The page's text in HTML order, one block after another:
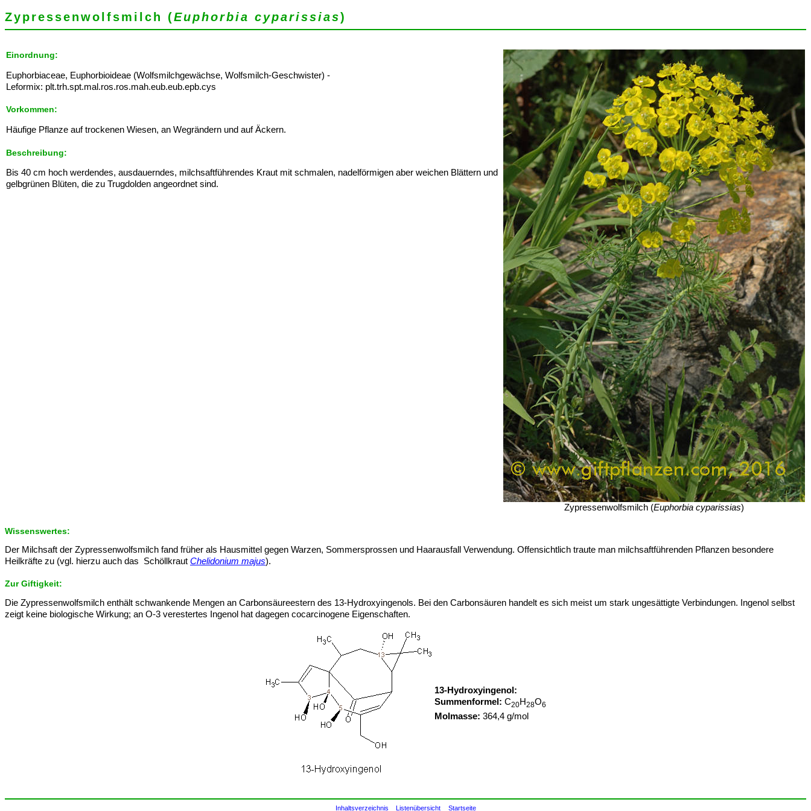
Zypressenwolfsmilch (Euphorbia cyparissias)
Einordnung:
Euphorbiaceae, Euphorbioideae (Wolfsmilchgewächse, Wolfsmilch-Geschwister) -
Leformix: plt.trh.spt.mal.ros.ros.mah.eub.eub.epb.cys
Vorkommen:
Häufige Pflanze auf trockenen Wiesen, an Wegrändern und auf Äckern.
Beschreibung:
Bis 40 cm hoch werdendes, ausdauerndes, milchsaftführendes Kraut mit schmalen, nadelförmigen aber weichen Blättern und
gelbgrünen Blüten, die zu Trugdolden angeordnet sind.
Zypressenwolfsmilch (Euphorbia cyparissias)
Wissenswertes:
Der Milchsaft der Zypressenwolfsmilch fand früher als Hausmittel gegen Warzen, Sommersprossen und Haarausfall Verwendung. Offensichtlich traute man milchsaftführenden Pflanzen besondere
Heilkräfte zu (vgl. hierzu auch das Schöllkraut Chelidonium majus).
Zur Giftigkeit:
Die Zypressenwolfsmilch enthält schwankende Mengen an Carbonsäureestern des 13-Hydroxyingenols. Bei den Carbonsäuren handelt es sich meist um stark ungesättigte Verbindungen. Ingenol selbst
zeigt keine biologische Wirkung; an O-3 verestertes Ingenol hat dagegen cocarcinogene Eigenschaften.
13-Hydroxyingenol:
Summenformel: C20H28O6
Molmasse: 364,4 g/mol
Inhaltsverzeichnis Listenübersicht Startseite